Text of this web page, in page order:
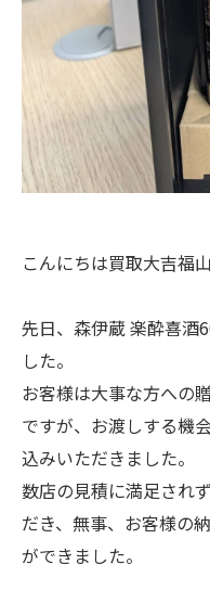
こんにちは買取大吉福
先日、森伊蔵 楽酔喜酒
した。
お客様は大事な方への
ですが、お渡しする機
込みいただきました。
数店の見積に満足され
だき、無事、お客様の
ができました。